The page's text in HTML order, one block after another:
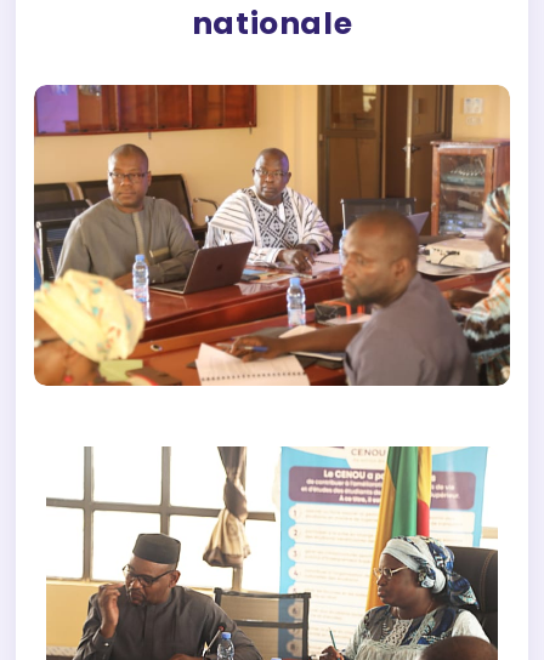
nationale